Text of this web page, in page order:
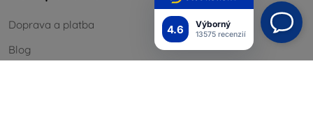
4.6 Výborný
13575 recenzií
Doprava a platba
Blog